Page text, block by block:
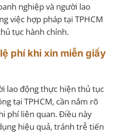
nghiệp và người lao
việc hợp pháp tại TPHCM
tục hành chính.
phí khi xin miễn giấy
lao động thực hiện thủ tục
tại TPHCM, cần nắm rõ
phí liên quan. Điều này
hiệu quả, tránh trễ tiến